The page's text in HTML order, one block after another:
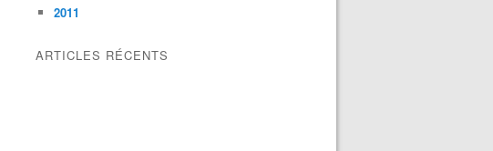
2011
ARTICLES RÉCENTS